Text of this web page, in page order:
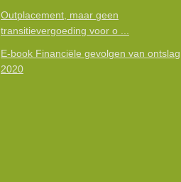
Outplacement, maar geen
transitievergoeding voor o ...
E-book Financiële gevolgen van ontslag
2020